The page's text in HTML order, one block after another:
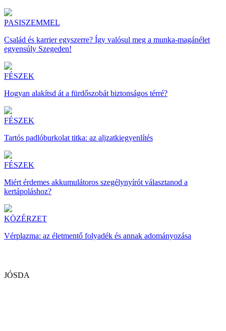
PASISZEMMEL
Család és karrier egyszerre? Így valósul meg a munka-magánélet
egyensúly Szegeden!
FÉSZEK
Hogyan alakítsd át a fürdőszobát biztonságos térré?
FÉSZEK
Tartós padlóburkolat titka: az aljzatkiegyenlítés
FÉSZEK
Miért érdemes akkumulátoros szegélynyírót választanod a
kertápoláshoz?
KÖZÉRZET
Vérplazma: az életmentő folyadék és annak adományozása
JÓSDA